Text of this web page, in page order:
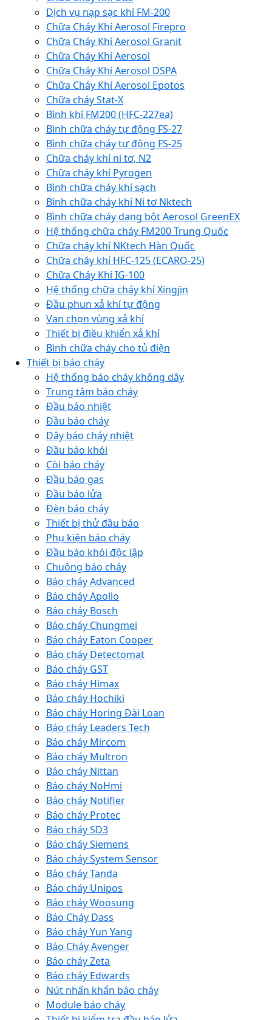
Dịch vụ nạp sạc khí FM-200
Chữa Cháy Khí Aerosol Firepro
Chữa Cháy Khí Aerosol Granit
Chữa Cháy Khí Aerosol
Chữa Cháy Khí Aerosol DSPA
Chữa Cháy Khí Aerosol Epotos
Chữa cháy Stat-X
Bình khí FM200 (HFC-227ea)
Bình chữa cháy tự động FS-27
Bình chữa cháy tự động FS-25
Chữa cháy khí ni tơ, N2
Chữa cháy khí Pyrogen
Bình chữa cháy khí sạch
Bình chữa cháy khí Ni tơ Nktech
Bình chữa cháy dạng bột Aerosol GreenEX
Hệ thống chữa cháy FM200 Trung Quốc
Chữa cháy khí NKtech Hàn Quốc
Chữa cháy khí HFC-125 (ECARO-25)
Chữa Cháy Khí IG-100
Hệ thống chữa cháy khí Xingjin
Đầu phun xả khí tự động
Van chọn vùng xả khí
Thiết bị điều khiển xả khí
Bình chữa cháy cho tủ điện
Thiết bị báo cháy
Hệ thống báo cháy không dây
Trung tâm báo cháy
Đầu báo nhiệt
Đầu báo cháy
Dây báo cháy nhiệt
Đầu báo khói
Còi báo cháy
Đầu báo gas
Đầu báo lửa
Đèn báo cháy
Thiết bị thử đầu báo
Phụ kiện báo cháy
Đầu báo khói độc lập
Chuông báo cháy
Báo cháy Advanced
Báo cháy Apollo
Báo cháy Bosch
Báo cháy Chungmei
Báo cháy Eaton Cooper
Báo cháy Detectomat
Báo cháy GST
Báo cháy Himax
Báo cháy Hochiki
Báo cháy Horing Đài Loan
Báo cháy Leaders Tech
Báo cháy Mircom
Báo cháy Multron
Báo cháy Nittan
Báo cháy NoHmi
Báo cháy Notifier
Báo cháy Protec
Báo cháy SD3
Báo cháy Siemens
Báo cháy System Sensor
Báo cháy Tanda
Báo cháy Unipos
Báo cháy Woosung
Báo Cháy Dass
Báo cháy Yun Yang
Báo Cháy Avenger
Báo cháy Zeta
Báo cháy Edwards
Nút nhấn khẩn báo cháy
Module báo cháy